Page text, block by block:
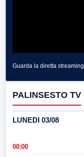
Guarda la diretta streaming
PALINSESTO TV
LUNEDI 03/08
00:00